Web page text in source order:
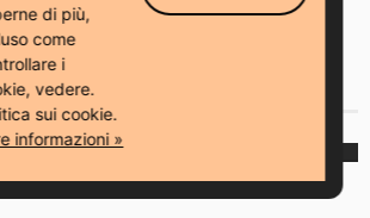
Like
per principianti
di più,
come
i
vedere.
sui cookie.
informazioni »